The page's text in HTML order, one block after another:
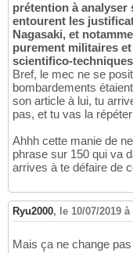
prétention à analyser
entourent les
Nagasaki, et
purement militaires
scientifico-
Bref, le mec ne se
bombardements
son article à lui, tu
pas, et tu vas la
Ahhh cette manie de
phrase sur 150 qui va
arrives à te défaire de
Ryu2000, le 10/07/2019
Mais ça ne change